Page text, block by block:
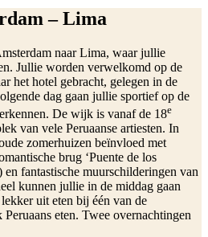
– Lima
naar Lima, waar jullie
Jullie worden verwelkomd op de
het hotel gebracht, gelegen in de
dag gaan jullie sportief op de
De wijk is vanaf de 18e
van vele Peruaanse artiesten. In
zomerhuizen beïnvloed met
brug ‘Puente de los
en fantastische muurschilderingen van
kunnen jullie in de middag gaan
uit eten bij één van de
eten. Twee overnachtingen